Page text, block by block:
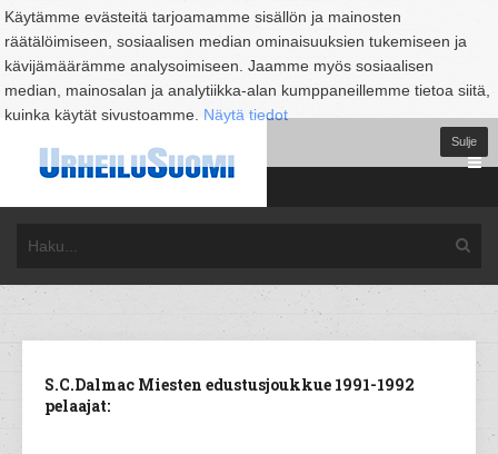
Käytämme evästeitä tarjoamamme sisällön ja mainosten
räätälöimiseen, sosiaalisen median ominaisuuksien tukemiseen ja
kävijämäärämme analysoimiseen. Jaamme myös sosiaalisen
median, mainosalan ja analytiikka-alan kumppaneillemme tietoa siitä,
kuinka käytät sivustoamme. Näytä tiedot
Sulje
S.C.Dalmac Miesten edustusjoukkue 1991-1992
pelaajat: